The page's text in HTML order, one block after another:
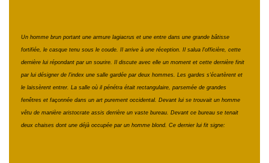
Un homme brun portant une armure lagiacrus et une entre dans une grande bâtisse
fortifiée, le casque tenu sous le coude. Il arrive à une réception. Il salua l'officière, cette
dernière lui répondant par un sourire. Il discute avec elle un moment et cette dernière finit
par lui désigner de l'index une salle gardée par deux hommes. Les gardes s'écartèrent et
le laissèrent entrer. La salle où il pénétra était rectangulaire, parsemée de grandes
fenêtres et façonnée dans un art purement occidental. Devant lui se trouvait un homme
vêtu de manière aristocrate assis derrière un vaste bureau. Devant ce bureau se tenait
deux chaises dont une déjà occupée par un homme blond. Ce dernier lui fit signe: